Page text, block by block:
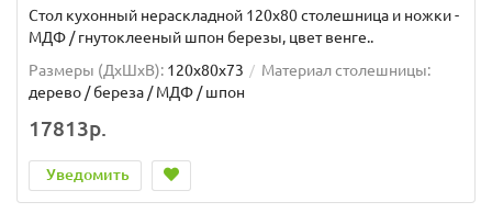
Стол кухонный нераскладной 120х80 столешница и ножки -
МДФ / гнутоклееный шпон березы, цвет венге..
Размеры (ДхШxВ): 120x80x73
Материал столешницы:
дерево / береза / МДФ / шпон
17813р.
Уведомить